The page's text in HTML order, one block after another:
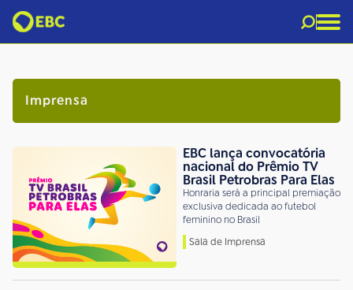
Imprensa
EBC lança convocatória
nacional do Prêmio TV
Brasil Petrobras Para Elas
Honraria será a principal premiação
exclusiva dedicada ao futebol
feminino no Brasil
Sala de Imprensa